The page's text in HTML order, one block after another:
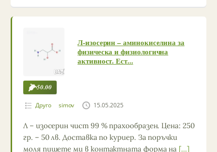
50.00
Л-изосерин – аминокиселина за
физическа и физиологична
активност. Ест...
Друго simov 15.05.2025
Л – изосерин чист 99 % прахообразен. Цена: 250
гр. – 50 лв. Доставка по куриер. За поръчки
моля пишете ми в контактната форма на […]